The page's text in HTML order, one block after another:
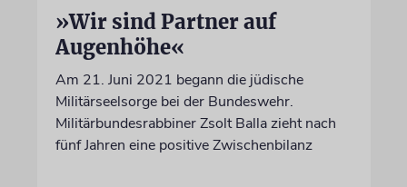
»Wir sind Partner auf
Augenhöhe«
Am 21. Juni 2021 begann die jüdische
Militärseelsorge bei der Bundeswehr.
Militärbundesrabbiner Zsolt Balla zieht nach
fünf Jahren eine positive Zwischenbilanz